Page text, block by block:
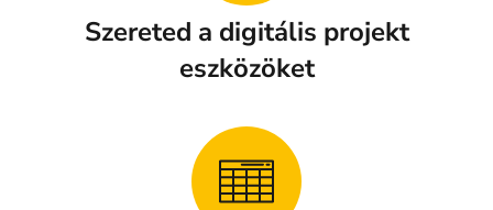
Szereted a digitális projekt
eszközöket​